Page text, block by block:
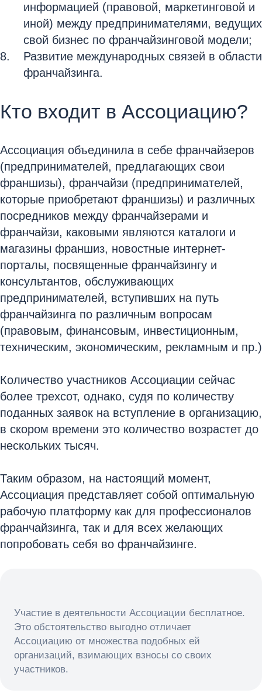
информацией (правовой, маркетинговой и
иной) между предпринимателями, ведущих
свой бизнес по франчайзинговой модели;
Развитие международных связей в области
франчайзинга.
Кто входит в Ассоциацию?
Ассоциация объединила в себе франчайзеров
(предпринимателей, предлагающих свои
франшизы), франчайзи (предпринимателей,
которые приобретают франшизы) и различных
посредников между франчайзерами и
франчайзи, каковыми являются каталоги и
магазины франшиз, новостные интернет-
порталы, посвященные франчайзингу и
консультантов, обслуживающих
предпринимателей, вступивших на путь
франчайзинга по различным вопросам
(правовым, финансовым, инвестиционным,
техническим, экономическим, рекламным и пр.)
Количество участников Ассоциации сейчас
более трехсот, однако, судя по количеству
поданных заявок на вступление в организацию,
в скором времени это количество возрастет до
нескольких тысяч.
Таким образом, на настоящий момент,
Ассоциация представляет собой оптимальную
рабочую платформу как для профессионалов
франчайзинга, так и для всех желающих
попробовать себя во франчайзинге.
Участие в деятельности Ассоциации бесплатное.
Это обстоятельство выгодно отличает
Ассоциацию от множества подобных ей
организаций, взимающих взносы со своих
участников.